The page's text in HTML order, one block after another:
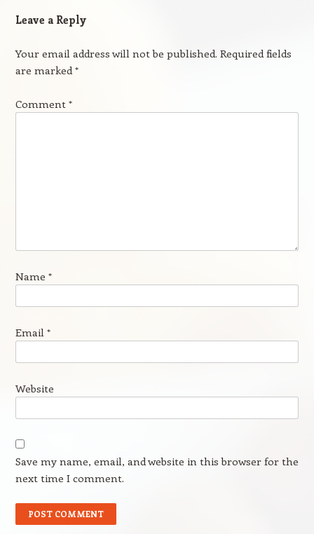
Leave a Reply
Your email address will not be published. Required fields
are marked*
Comment *
Name *
Email *
Website
Save my name, email, and website in this browser for the
next time I comment.